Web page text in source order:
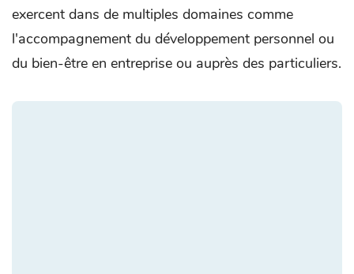
exercent dans de multiples domaines comme
l'accompagnement du développement personnel ou
du bien-être en entreprise ou auprès des particuliers.